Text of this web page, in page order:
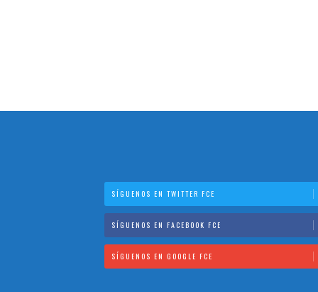
SÍGUENOS EN TWITTER FCE
SÍGUENOS EN FACEBOOK FCE
SÍGUENOS EN GOOGLE FCE